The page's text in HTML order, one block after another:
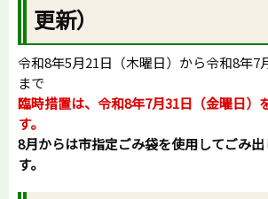
更新）
令和8年5月21日（木曜日）から令和8年7
まで
臨時措置は、令和8年7月31日（金曜日）
す。
8月からは市指定ごみ袋を使用してごみ
す。